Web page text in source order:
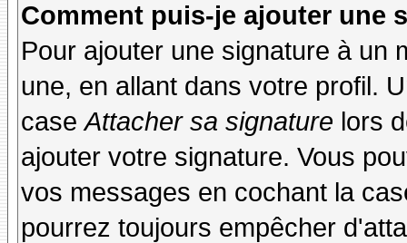
Comment puis-je ajouter une
Pour ajouter une signature à un
une, en allant dans votre profil.
caseAttacher sa signature lors
ajouter votre signature. Vous
vos messages en cochant la
pourrez toujours empêcher